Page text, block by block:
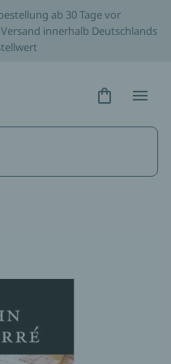
ab 30 Tage vor
innerhalb Deutschlands
Hidden